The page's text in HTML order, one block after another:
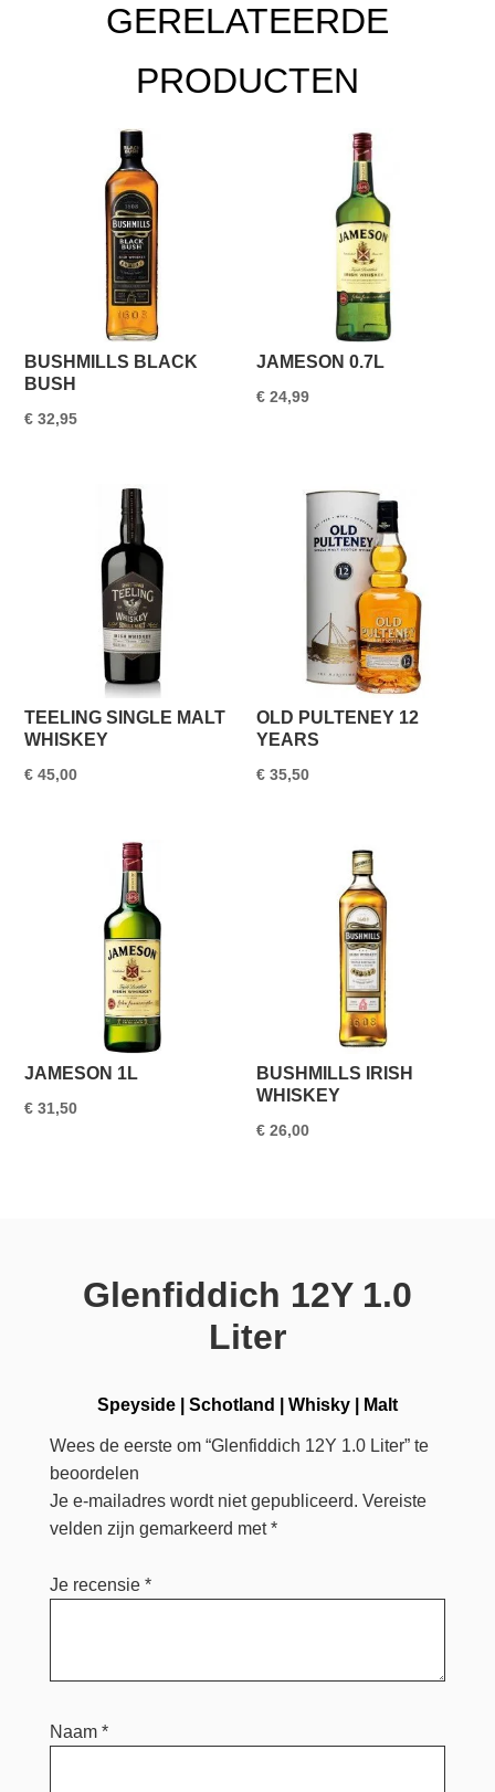
GERELATEERDE
PRODUCTEN
BUSHMILLS BLACK
BUSH
€ 32,95
JAMESON 0.7L
€ 24,99
TEELING SINGLE MALT
WHISKEY
€ 45,00
OLD PULTENEY 12
YEARS
€ 35,50
JAMESON 1L
€ 31,50
BUSHMILLS IRISH
WHISKEY
€ 26,00
Glenfiddich 12Y 1.0
Liter
Speyside| Schotland Whisky| Malt
Wees de eerste om “Glenfiddich 12Y 1.0 Liter” te
beoordelen
Je e-mailadres wordt niet gepubliceerd. Vereiste
velden zijn gemarkeerd met*
Je recensie *
Naam *